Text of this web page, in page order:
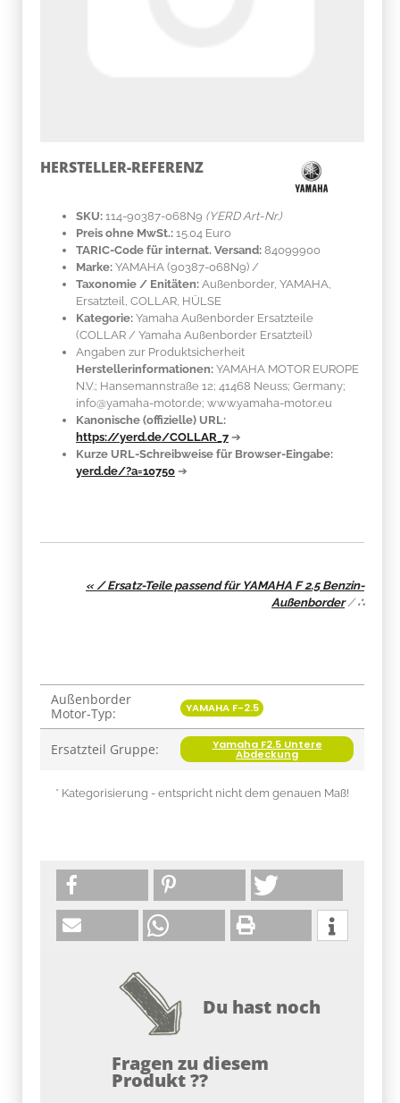
HERSTELLER-REFERENZ
SKU: 114-90387-068N9 (YERD Art-Nr.)
Preis ohne MwSt.: 15.04 Euro
TARIC-Code für internat. Versand: 84099900
Marke: YAMAHA (90387-068N9) /
Taxonomie / Enitäten: Außenborder, YAMAHA,
Ersatzteil, COLLAR, HÜLSE
Kategorie: Yamaha Außenborder Ersatzteile
(COLLAR / Yamaha Außenborder Ersatzteil)
Angaben zur Produktsicherheit
Herstellerinformationen: YAMAHA MOTOR EUROPE
N.V.; Hansemannstraße 12; 41468 Neuss; Germany;
info@yamaha-motor.de; www.yamaha-motor.eu
Kanonische (offizielle) URL:
https://yerd.de/COLLAR_7 ➔
Kurze URL-Schreibweise für Browser-Eingabe:
yerd.de/?a=10750 ➔
« / Ersatz-Teile passend für YAMAHA F 2.5 Benzin-
Außenborder/∴
Produkteigenschaft
Wert
Außenborder
Motor-Typ:
YAMAHA F-2.5
Ersatzteil Gruppe: Yamaha F2.5 Untere
Abdeckung
* Kategorisierung - entspricht nicht dem genauen Maß!
Du hast noch
Fragen zu diesem
Produkt ??